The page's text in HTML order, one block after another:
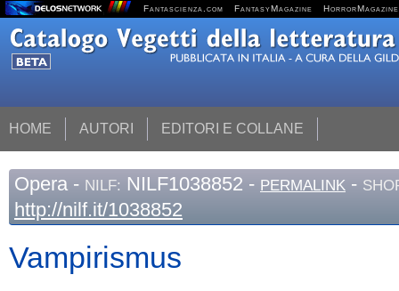
Fantascienza.com FantasyMagazine HorrorMagazine
HOME AUTORI EDITORI E COLLANE
Opera - NILF: NILF1038852 - PERMALINK -
http://nilf.it/1038852
Vampirismus